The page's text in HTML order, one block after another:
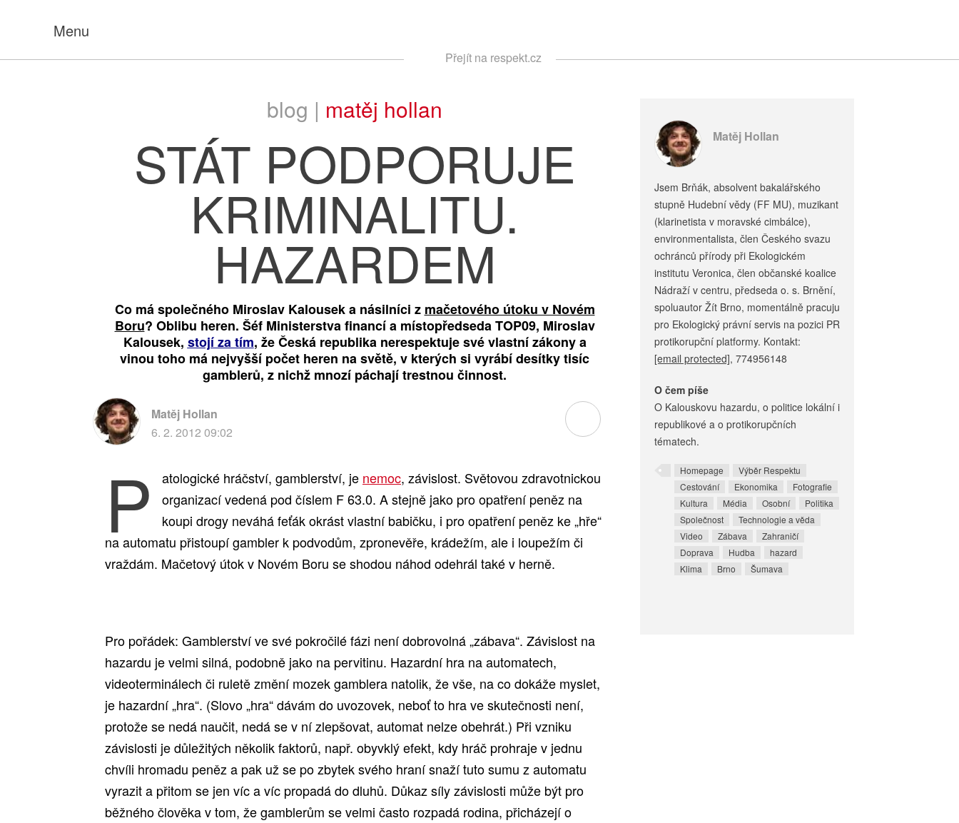
Menu
Přejít na respekt.cz
blog | matěj hollan
STÁT PODPORUJE
KRIMINALITU.
HAZARDEM
Co má společného Miroslav Kalousek a násilníci z mačetového útoku v Novém
Boru? Oblibu heren. Šéf Ministerstva financí a místopředseda TOP09, Miroslav
Kalousek, stojí za tím, že Česká republika nerespektuje své vlastní zákony a
vinou toho má nejvyšší počet heren na světě, v kterých si vyrábí desítky tisíc
gamblerů, z nichž mnozí páchají trestnou činnost.
Matěj Hollan
6. 2. 2012 09:02
P atologické hráčství, gamblerství, je nemoc, závislost. Světovou zdravotnickou
organizací vedená pod číslem F 63.0. A stejně jako pro opatření peněz na
koupi drogy neváhá feťák okrást vlastní babičku, i pro opatření peněz ke „hře“
na automatu přistoupígambler k podvodům, zpronevěře, krádežím, ale i loupežím či
vraždám. Mačetový útok v Novém Boru se shodou náhod odehrál také v herně.
Pro pořádek: Gamblerství ve své pokročilé fázi není dobrovolná „zábava“. Závislost na
hazardu je velmi silná, podobně jako na pervitinu. Hazardní hra na automatech,
videoterminálech či ruletě změní mozek gamblera natolik, že vše, na co dokáže myslet,
je hazardní „hra“. (Slovo „hra“ dávám do uvozovek, neboť to hra ve skutečnosti není,
protože se nedá naučit, nedá se v ní zlepšovat, automat nelze obehrát.) Při vzniku
závislosti je důležitých několik faktorů, např. obyvklý efekt, kdy hráč prohraje v jednu
chvíli hromadu peněz a pak už se po zbytek svého hraní snaží tuto sumu z automatu
vyrazit a přitom se jen víc a víc propadá do dluhů. Důkaz síly závislosti může být pro
běžného člověka v tom, že gamblerům se velmi často rozpadá rodina, přicházejí o
Matěj Hollan
Jsem Brňák, absolvent bakalářského
stupně Hudební vědy (FF MU), muzikant
(klarinetista v moravské cimbálce),
environmentalista, člen Českého svazu
ochránců přírody při Ekologickém
institutu Veronica, člen občanské koalice
Nádraží v centru, předseda o. s. Brnění,
spoluautor Žít Brno, momentálně pracuju
pro Ekologický právní servis na pozici PR
protikorupční platformy. Kontakt:
[email protected], 774956148
O čem píše
O Kalouskovu hazardu, o politice lokální i
republikové a o protikorupčních
tématech.
Homepage
Výběr Respektu
Cestování
Ekonomika
Fotografie
Kultura
Média Osobní
Politika
Společnost
Technologie a věda
Video
Zábava
Zahraničí
Doprava
Hudba
hazard
Klima
Brno Šumava